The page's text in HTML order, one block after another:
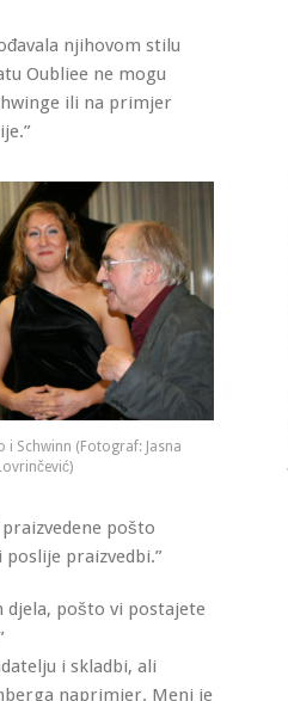
njihovom stilu
Oubliee ne mogu
ili na primjer
i Schwinn (Fotograf: Jasna
pošto
praizvedbi.”
djela, pošto vi postajete
i skladbi, ali
naprimjer. Meni je